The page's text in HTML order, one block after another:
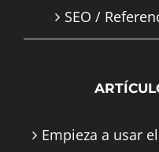
SEO /
Empieza a usar